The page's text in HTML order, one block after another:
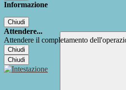
Informazione
Chiudi
Attendere...
Attendere il completamento
Chiudi
Chiudi